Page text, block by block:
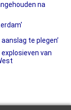
na
te plegen’
van